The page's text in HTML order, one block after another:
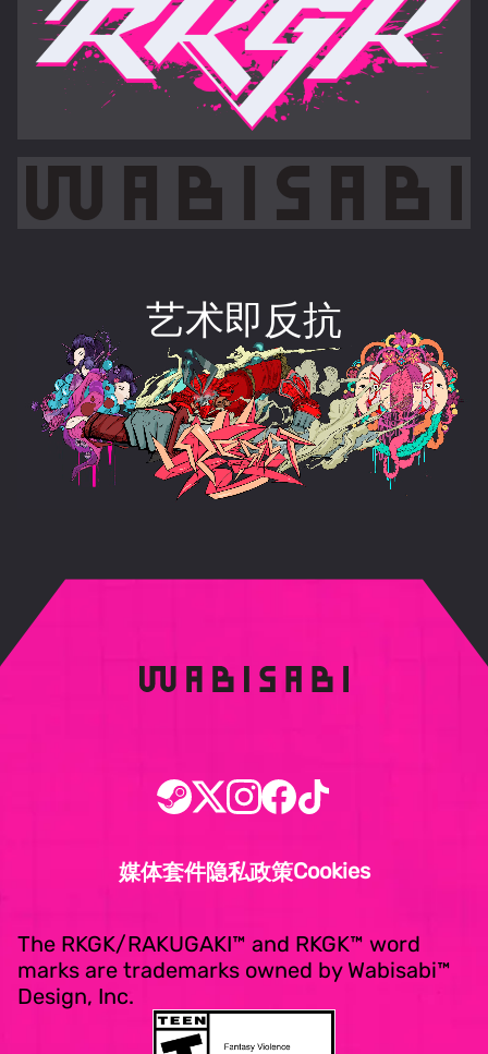
艺术即反抗
媒体套件隐私政策Cookies
The RKGK/RAKUGAKI™ and RKGK™ word
marks are trademarks owned by Wabisabi™
Design, Inc.